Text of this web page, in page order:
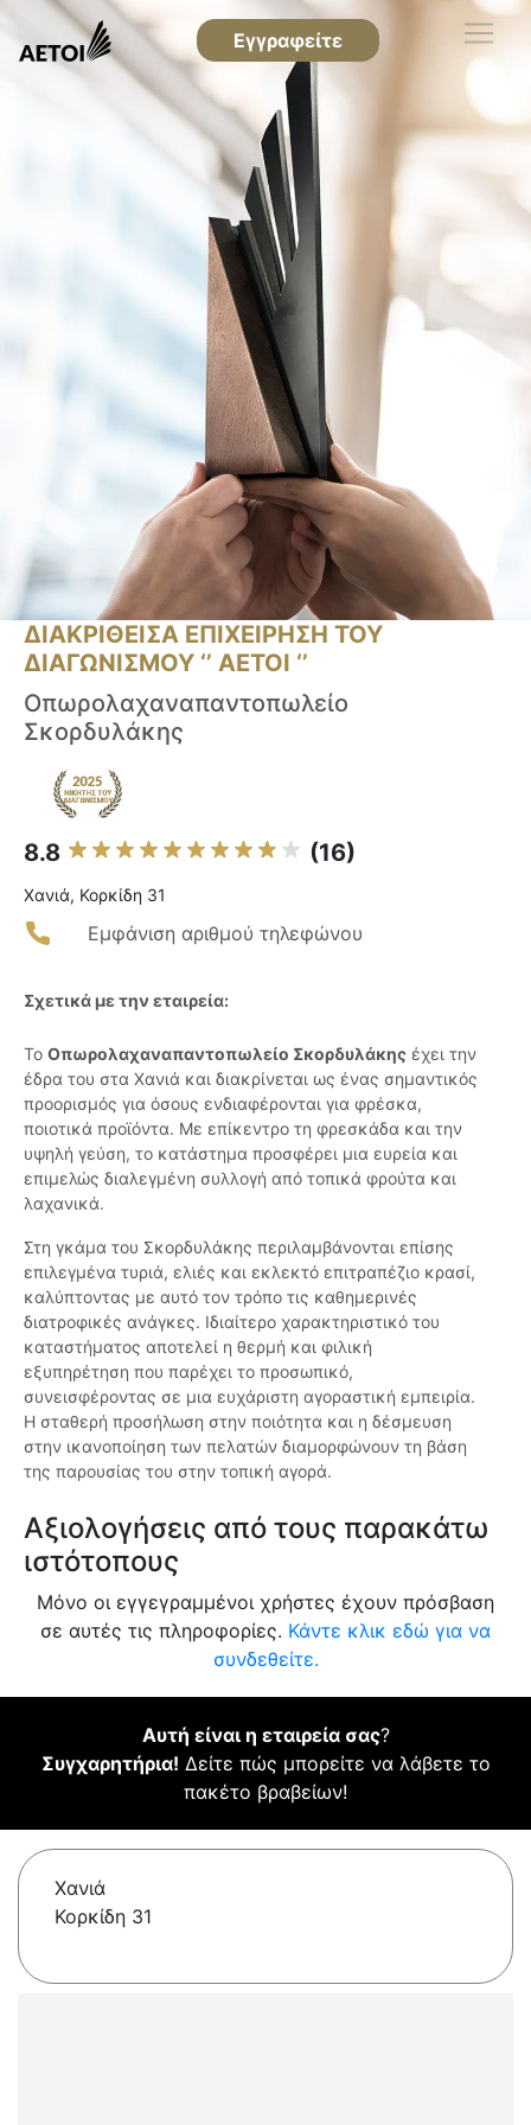
Εγγραφείτε
ΔΙΑΚΡΙΘΕΙΣΑ ΕΠΙΧΕΙΡΗΣΗ ΤΟΥ
ΔΙΑΓΩΝΙΣΜΟΥ ‘’ ΑΕΤΟΙ ‘’
Οπωρολαχαναπαντοπωλείο
Σκορδυλάκης
8.8 (16)
Χανιά, Κορκίδη 31
Εμφάνιση αριθμού τηλεφώνου
Σχετικά με την εταιρεία:
Το Οπωρολαχαναπαντοπωλείο Σκορδυλάκης έχει την
έδρα του στα Χανιά και διακρίνεται ως ένας σημαντικός
προορισμός για όσους ενδιαφέρονται για φρέσκα,
ποιοτικά προϊόντα. Με επίκεντρο τη φρεσκάδα και την
υψηλή γεύση, το κατάστημα προσφέρει μια ευρεία και
επιμελώς διαλεγμένη συλλογή από τοπικά φρούτα και
λαχανικά.
Στη γκάμα του Σκορδυλάκης περιλαμβάνονται επίσης
επιλεγμένα τυριά, ελιές και εκλεκτό επιτραπέζιο κρασί,
καλύπτοντας με αυτό τον τρόπο τις καθημερινές
διατροφικές ανάγκες. Ιδιαίτερο χαρακτηριστικό του
καταστήματος αποτελεί η θερμή και φιλική
εξυπηρέτηση που παρέχει το προσωπικό,
συνεισφέροντας σε μια ευχάριστη αγοραστική εμπειρία.
Η σταθερή προσήλωση στην ποιότητα και η δέσμευση
στην ικανοποίηση των πελατών διαμορφώνουν τη βάση
της παρουσίας του στην τοπική αγορά.
Αξιολογήσεις από τους παρακάτω
ιστότοπους
Μόνο οι εγγεγραμμένοι χρήστες έχουν πρόσβαση
σε αυτές τις πληροφορίες. Κάντε κλικ εδώ για να
συνδεθείτε.
Αυτή είναι η εταιρεία σας?
Συγχαρητήρια! Δείτε πώς μπορείτε να λάβετε το
πακέτο βραβείων!
Χανιά
Κορκίδη 31